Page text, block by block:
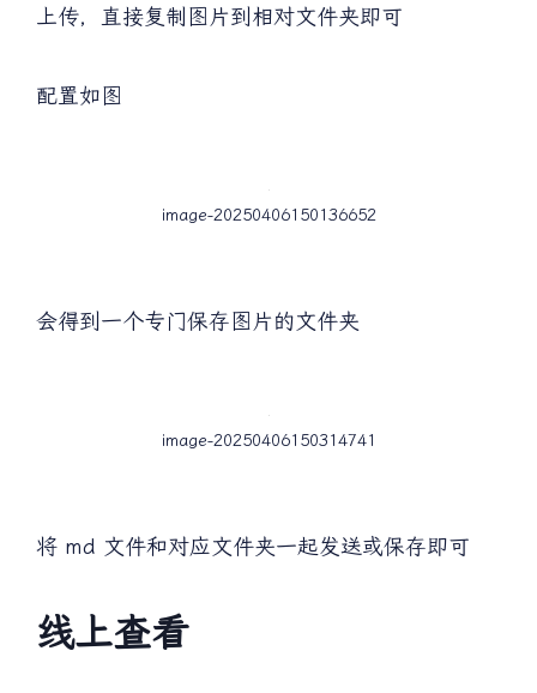
上传，直接复制图片到相对文件夹即可
配置如图
image-20250406150136652
会得到一个专门保存图片的文件夹
image-20250406150314741
将 md 文件和对应文件夹一起发送或保存即可
线上查看